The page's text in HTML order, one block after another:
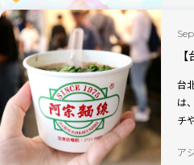
台
は
チ
ア